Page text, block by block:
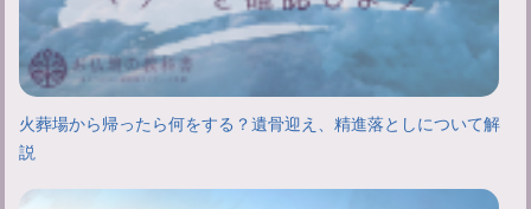
火葬場から帰ったら何をする？遺骨迎え、精進落としについて解
説